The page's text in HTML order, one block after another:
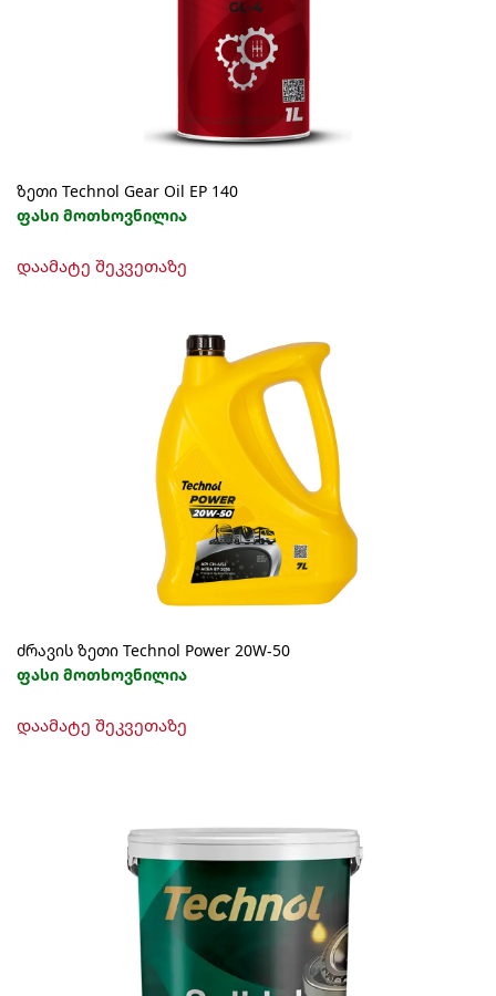
ზეთი Technol Gear Oil EP 140
ფასი მოთხოვნილია
დაამატე შეკვეთაზე
variants.
The
options
may
be
on
the
product
page
ძრავის ზეთი Technol Power 20W-50
ფასი მოთხოვნილია
დაამატე შეკვეთაზე
The
options
be
chosen
on
the